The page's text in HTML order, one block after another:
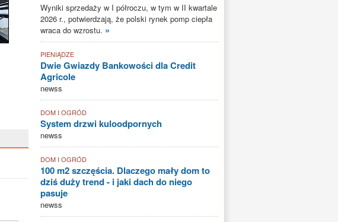
Wyniki sprzedaży w I półroczu, w tym w II kwartale
2026 r., potwierdzają, że polski rynek pomp ciepła
wraca do wzrostu. »
PIENIĄDZE
Dwie Gwiazdy Bankowości dla Credit
Agricole
newss
DOM I OGRÓD
System drzwi kuloodpornych
newss
DOM I OGRÓD
100 m2 szczęścia. Dlaczego mały dom to
dziś duży trend - i jaki dach do niego
pasuje
newss